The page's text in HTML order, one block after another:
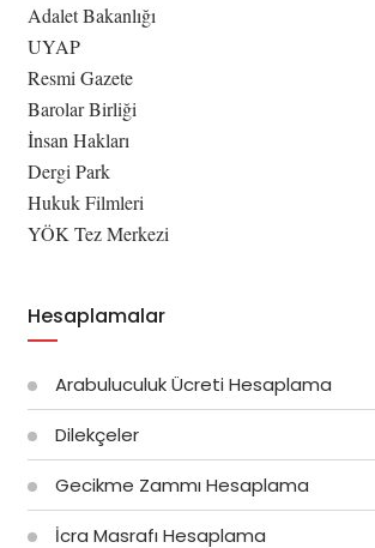
Adalet Bakanlığı
UYAP
Resmi Gazete
Barolar Birliği
İnsan Hakları
Dergi Park
Hukuk Filmleri
YÖK Tez Merkezi
Hesaplamalar
Arabuluculuk Ücreti Hesaplama
Dilekçeler
Gecikme Zammı Hesaplama
İcra Masrafı Hesaplama